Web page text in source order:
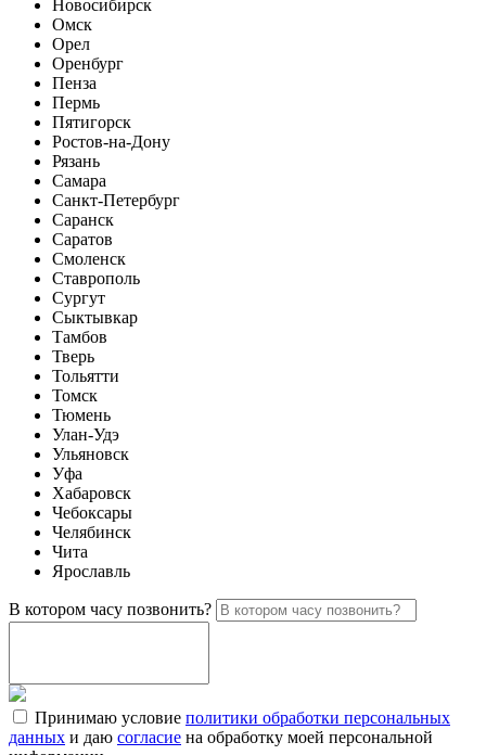
Новосибирск
Омск
Орел
Оренбург
Пенза
Пермь
Пятигорск
Ростов-на-Дону
Рязань
Самара
Санкт-Петербург
Саранск
Саратов
Смоленск
Ставрополь
Сургут
Сыктывкар
Тамбов
Тверь
Тольятти
Томск
Тюмень
Улан-Удэ
Ульяновск
Уфа
Хабаровск
Чебоксары
Челябинск
Чита
Ярославль
В котором часу позвонить?
Принимаю условие политики обработки персональных
данных и даю согласие на обработку моей персональной